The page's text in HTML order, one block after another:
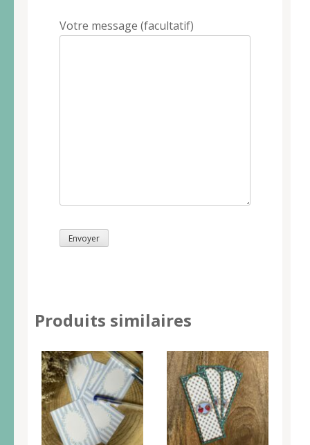
Votre message (facultatif)
Produits similaires